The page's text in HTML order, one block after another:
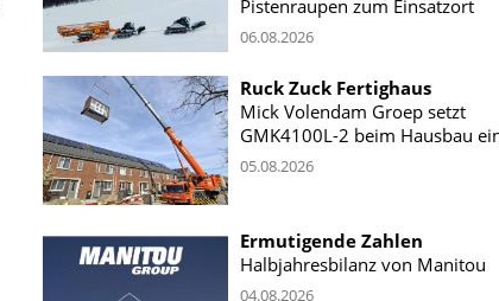
Pistenraupen zum Einsatzort
06.08.2026
Ruck Zuck Fertighaus
Mick Volendam Groep setzt
GMK4100L-2 beim Hausbau
05.08.2026
Ermutigende Zahlen
Halbjahresbilanz von Manitou
04.08.2026